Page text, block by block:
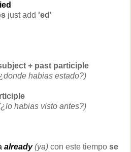
just add 'ed'
+ past participle
habias estado?)
habias visto antes?)
already (ya) con este tiempose